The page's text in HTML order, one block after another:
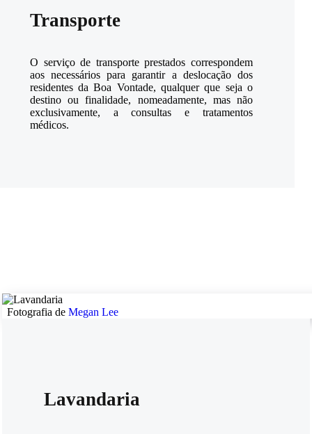
Transporte
O serviço de transporte prestados correspondem
aos necessários para garantir a deslocação dos
residentes da Boa Vontade, qualquer que seja o
destino ou finalidade, nomeadamente, mas não
exclusivamente, a consultas e tratamentos
médicos.
Fotografia de Megan Lee
Lavandaria